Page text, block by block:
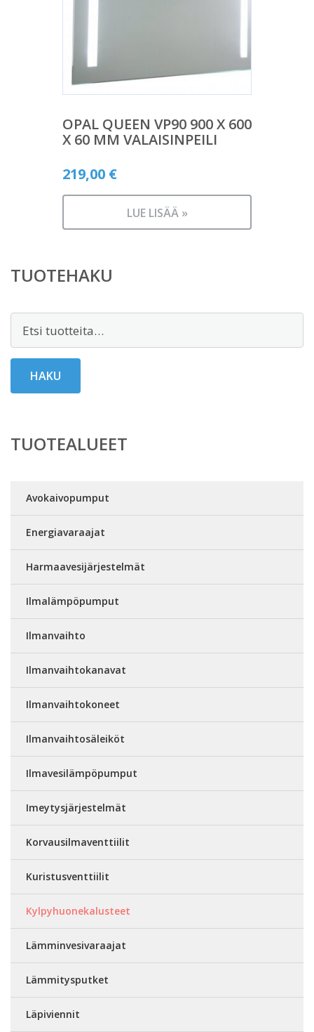
OPAL QUEEN VP90 900 X 600
X 60 MM VALAISINPEILI
219,00 €
LUE LISÄÄ »
TUOTEHAKU
HAKU
TUOTEALUEET
Avokaivopumput
Energiavaraajat
Harmaavesijärjestelmät
Ilmalämpöpumput
Ilmanvaihto
Ilmanvaihtokanavat
Ilmanvaihtokoneet
Ilmanvaihtosäleiköt
Ilmavesilämpöpumput
Imeytysjärjestelmät
Korvausilmaventtiilit
Kuristusventtiilit
Kylpyhuonekalusteet
Lämminvesivaraajat
Lämmitysputket
Läpiviennit